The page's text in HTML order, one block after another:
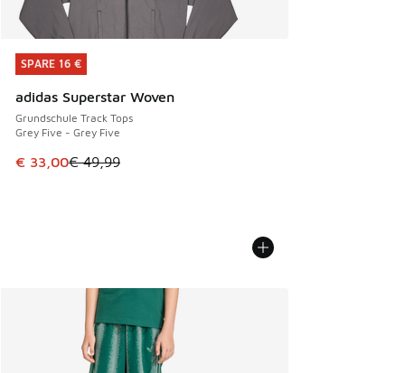
SPARE 16 €
adidas Superstar Woven
Grundschule Track Tops
Grey Five - Grey Five
Dieser Artikel ist im Sale. Der Preis ist von € 49,99 auf €
€ 33,00€ 49,99
SPARE 16 €